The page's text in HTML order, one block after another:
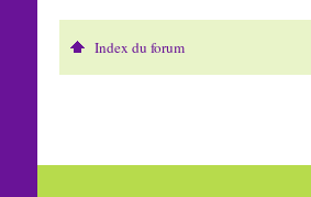
Index du forum